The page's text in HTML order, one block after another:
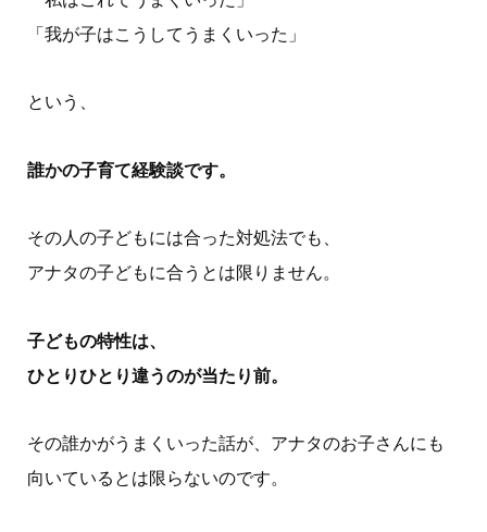
「我が子はこうしてうまくいった」
という、
誰かの子育て経験談です。
その人の子どもには合った対処法でも、
アナタの子どもに合うとは限りません。
子どもの特性は、
ひとりひとり違うのが当たり前。
その誰かがうまくいった話が、アナタのお子さんにも
向いているとは限らないのです。